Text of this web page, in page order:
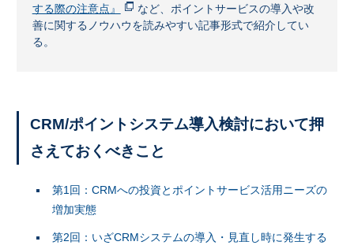
する際の注意点』
など、ポイントサービスの導入や改
善に関するノウハウを読みやすい記事形式で紹介してい
る。
CRM/ポイントシステム導入検討において押
さえておくべきこと
第1回：CRMへの投資とポイントサービス活用ニーズの
増加実態
第2回：いざCRMシステムの導入・見直し時に発生する